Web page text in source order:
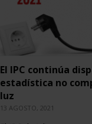
El IPC continúa
estadística no
luz
13 AGOSTO, 2021